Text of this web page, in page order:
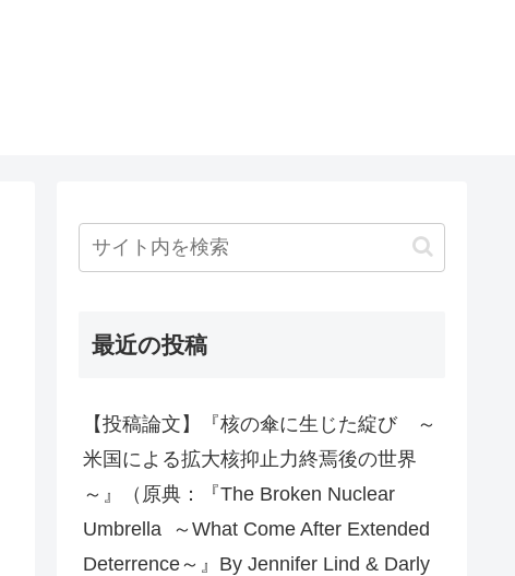
最近の投稿
【投稿論文】『核の傘に生じた綻び ～
米国による拡大核抑止力終焉後の世界
～』（原典：『The Broken Nuclear
Umbrella ～What Come After Extended
Deterrence～』By Jennifer Lind & Darly